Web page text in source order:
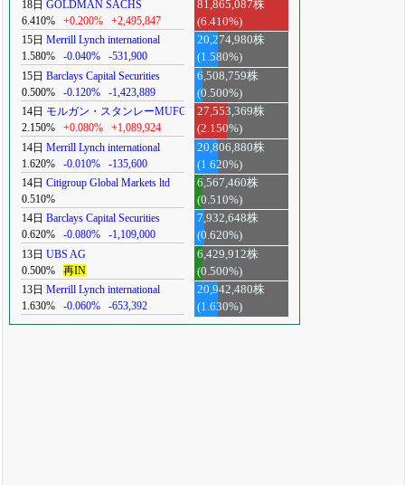
18日 GOLDMAN SACHS
6.410%
+0.200% +2,495,847
81,865,087株
(6.410%)
15日 Merrill Lynch international
1.580%
-0.040% -531,900
20,274,980株
(1.580%)
15日 Barclays Capital Securities
0.500%
-0.120% -1,423,889
6,508,759株
(0.500%)
14日 モルガン・スタンレーMUFG
2.150%
+0.080% +1,089,924
27,553,369株
(2.150%)
14日 Merrill Lynch international
1.620%
-0.010% -135,600
20,806,880株
(1.620%)
14日 Citigroup Global Markets ltd
0.510%
6,567,460株
(0.510%)
14日 Barclays Capital Securities
0.620%
-0.080% -1,109,000
7,932,648株
(0.620%)
13日 UBS AG
0.500%
再IN
6,429,912株
(0.500%)
13日 Merrill Lynch international
1.630%
-0.060% -653,392
20,942,480株
(1.630%)